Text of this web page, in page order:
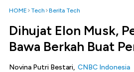
HOME Tech Berita Tech
Dihujat Elon Musk,
Bawa Berkah Buat
Novina Putri Bestari, CNBC Indonesia